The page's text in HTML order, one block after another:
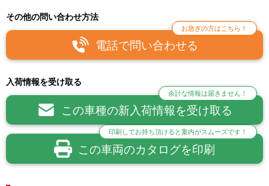
その他の問い合わせ方法
電話で問い合わせる
お急ぎの方はこちら！
入荷情報を受け取る
この車種の新入荷情報を受け取る
余計な情報は届きません！
この車両のカタログを印刷
印刷してお持ち頂けると案内がスムーズです！